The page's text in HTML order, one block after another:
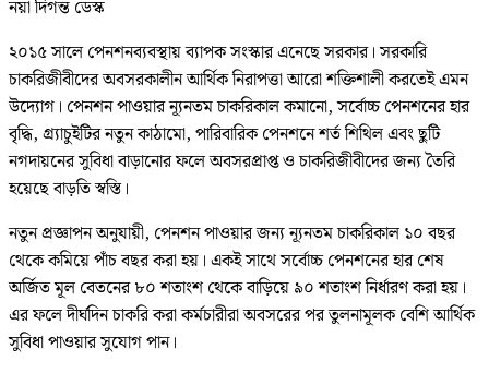
নয়া দিগন্ত ডেস্ক
২০১৫ সালে পেনশনব্যবস্থায় ব্যাপক সংস্কার এনেছে সরকার। সরকারি
চাকরিজীবীদের অবসরকালীন আর্থিক নিরাপত্তা আরো শক্তিশালী করতেই এমন
উদ্যোগ। পেনশন পাওয়ার ন্যূনতম চাকরিকাল কমানো, সর্বোচ্চ পেনশনের হার
বৃদ্ধি, গ্র্যাচুইটির নতুন কাঠামো, পারিবারিক পেনশনে শর্ত শিথিল এবং ছুটি
নগদায়নের সুবিধা বাড়ানোর ফলে অবসরপ্রাপ্ত ও চাকরিজীবীদের জন্য তৈরি
হয়েছে বাড়তি স্বস্তি।
নতুন প্রজ্ঞাপন অনুযায়ী, পেনশন পাওয়ার জন্য ন্যূনতম চাকরিকাল ১০ বছর
থেকে কমিয়ে পাঁচ বছর করা হয়। একই সাথে সর্বোচ্চ পেনশনের হার শেষ
অর্জিত মূল বেতনের ৮০ শতাংশ থেকে বাড়িয়ে ৯০ শতাংশ নির্ধারণ করা হয়।
এর ফলে দীর্ঘদিন চাকরি করা কর্মচারীরা অবসরের পর তুলনামূলক বেশি আর্থিক
সুবিধা পাওয়ার সুযোগ পান।